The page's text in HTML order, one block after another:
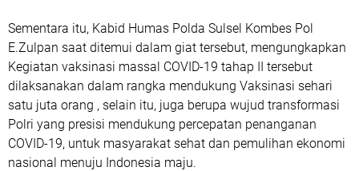
Sementara itu, Kabid Humas Polda Sulsel Kombes Pol
E.Zulpan saat ditemui dalam giat tersebut, mengungkapkan
Kegiatan vaksinasi massal COVID-19 tahap II tersebut
dilaksanakan dalam rangka mendukung Vaksinasi sehari
satu juta orang , selain itu, juga berupa wujud transformasi
Polri yang presisi mendukung percepatan penanganan
COVID-19, untuk masyarakat sehat dan pemulihan ekonomi
nasional menuju Indonesia maju.